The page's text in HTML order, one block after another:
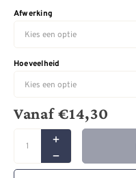
Afwerking
Hoeveelheid
Vanaf€14,30